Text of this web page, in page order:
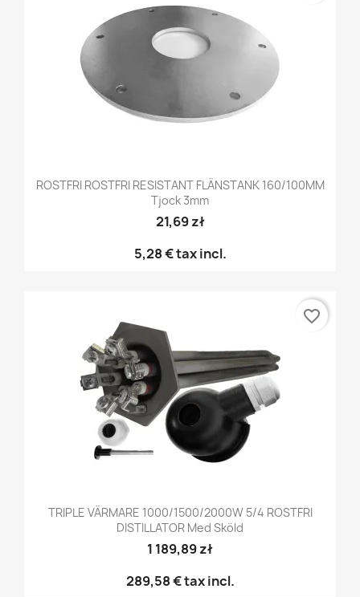
ROSTFRI ROSTFRI RESISTANT FLÄNSTANK 160/100MM
Tjock 3mm
21,69 zł
5,28 €tax incl.
TRIPLE VÄRMARE 1000/1500/2000W 5/4 ROSTFRI
DISTILLATOR Med Sköld
1 189,89 zł
289,58 €tax incl.
favorite_border